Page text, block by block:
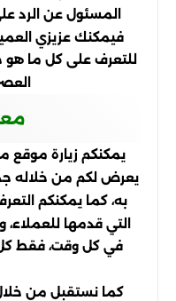
المسئول عن الرد
فيمكنك عزيزي
للتعرف على كل ما هو
يمكنكم زيارة موقع
يعرض لكم من خلاله
به، كما يمكنكم
التي قدمها للعملاء،
في كل وقت، فقط
كما نستقبل من